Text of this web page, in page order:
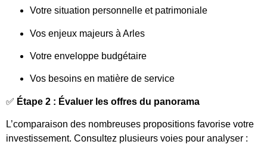
Votre situation personnelle et patrimoniale
Vos enjeux majeurs à Arles
Votre enveloppe budgétaire
Vos besoins en matière de service
✅ Étape 2 : Évaluer les offres du panorama
L’comparaison des nombreuses propositions favorise votre
investissement. Consultez plusieurs voies pour analyser :